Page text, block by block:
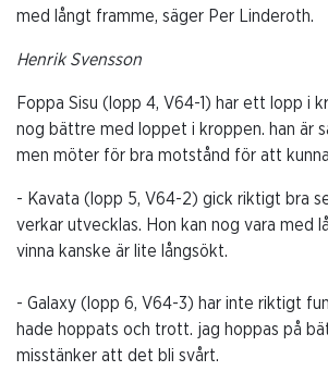
med långt framme, säger Per Linderoth.
Henrik Svensson
Foppa Sisu (lopp 4, V64-1) har ett lopp i
nog bättre med loppet i kroppen. han är
men möter för bra motstånd för att
- Kavata (lopp 5, V64-2) gick riktigt bra
verkar utvecklas. Hon kan nog vara med
vinna kanske är lite långsökt.
- Galaxy (lopp 6, V64-3) har inte riktigt
hade hoppats och trott. jag hoppas på
misstänker att det bli svårt.